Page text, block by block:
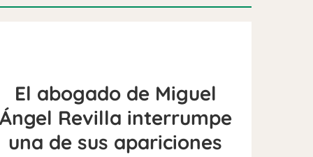
El abogado de Miguel
Revilla interrumpe
una de sus apariciones